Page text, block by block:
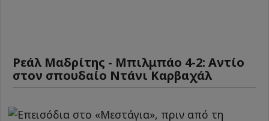
Ρεάλ Μαδρίτης - Μπιλμπάο 4-2: Αντίο
στον σπουδαίο Ντάνι Καρβαχάλ